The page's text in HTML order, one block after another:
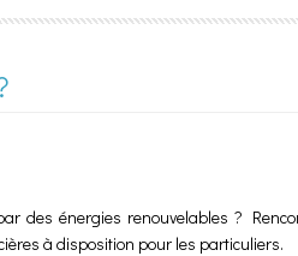
des énergies renouvelables ?
à disposition pour les particuliers.